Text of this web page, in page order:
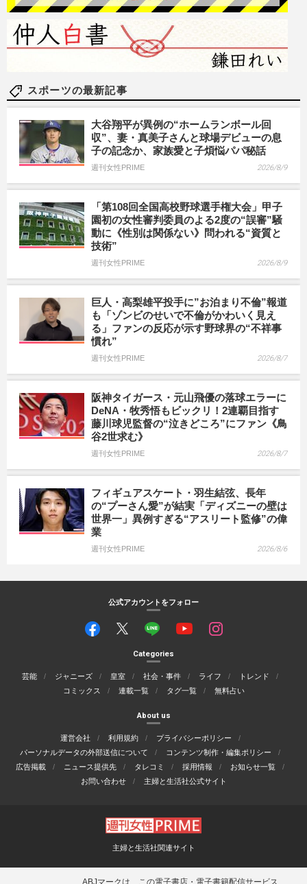
スポーツの最新記事
大谷翔平が異例の“ホームランボール回
収”、妻・真美子さんと球場デビューの息
子の記念か、家族愛と子煩悩パパ秘話
週刊女性PRIME 2026/8/9
「第108回全国高校野球選手権大会」甲子
園初の女性審判委員のよる2度の“誤審”騒
動に《性別は関係ない》問われる“資質と
技術”
週刊女性PRIME 2026/8/9
巨人・高梨雄平投手に”お泊まり不倫”報道
も「ゾンビのせいで不倫がかわいく見え
る」ファンの反応が示す野球界の“不祥事
慣れ”
週刊女性PRIME 2026/8/7
阪神タイガース・元山飛優の落球エラーに
DeNA・牧秀悟もビックリ！2連覇目指す
藤川球児監督の“泣きどころ”にファン《鳥
谷2世求む》
週刊女性PRIME 2026/8/7
フィギュアスケート・羽生結弦、長年
の“プーさん愛”が結実「ディズニーの壁は
世界一」異例すぎる“アスリート監修”の偉
業
週刊女性PRIME 2026/8/6
公式アカウントをフォロー
Categories
芸能 ジャニーズ 皇室 社会・事件 ライフ
トレンド
コミックス
連載一覧 タグ一覧 無料占い
About us
運営会社 利用規約
プライバシーポリシー
パーソナルデータの外部送信について
コンテンツ制作・編集ポリシー
広告掲載
ニュース提供先 タレコミ 採用情報
お知らせ一覧
お問い合わせ
主婦と生活社公式サイト
主婦と生活社関連サイト
ABJマークは、この電子書店・電子書籍配信サービス